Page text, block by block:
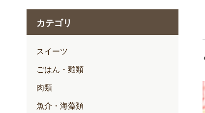
カテゴリ
スイーツ
ごはん・麺類
肉類
魚介・海藻類